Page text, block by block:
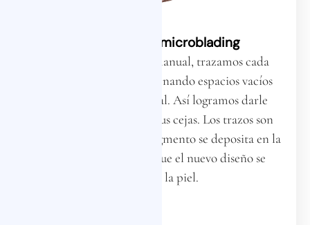
Aplicación del microblading
Con una herramienta manual, trazamos cada
línea con precisión, rellenando espacios vacíos
imitando el vello natural. Así logramos darle
definición y volumen a tus cejas. Los trazos son
finos y superficiales (el pigmento se deposita en la
epidermis), logrando que el nuevo diseño se
asiente en la piel.